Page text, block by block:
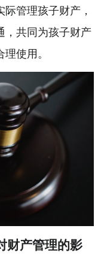
管理孩子财产，
，共同为孩子财产
使用。
财产管理的影